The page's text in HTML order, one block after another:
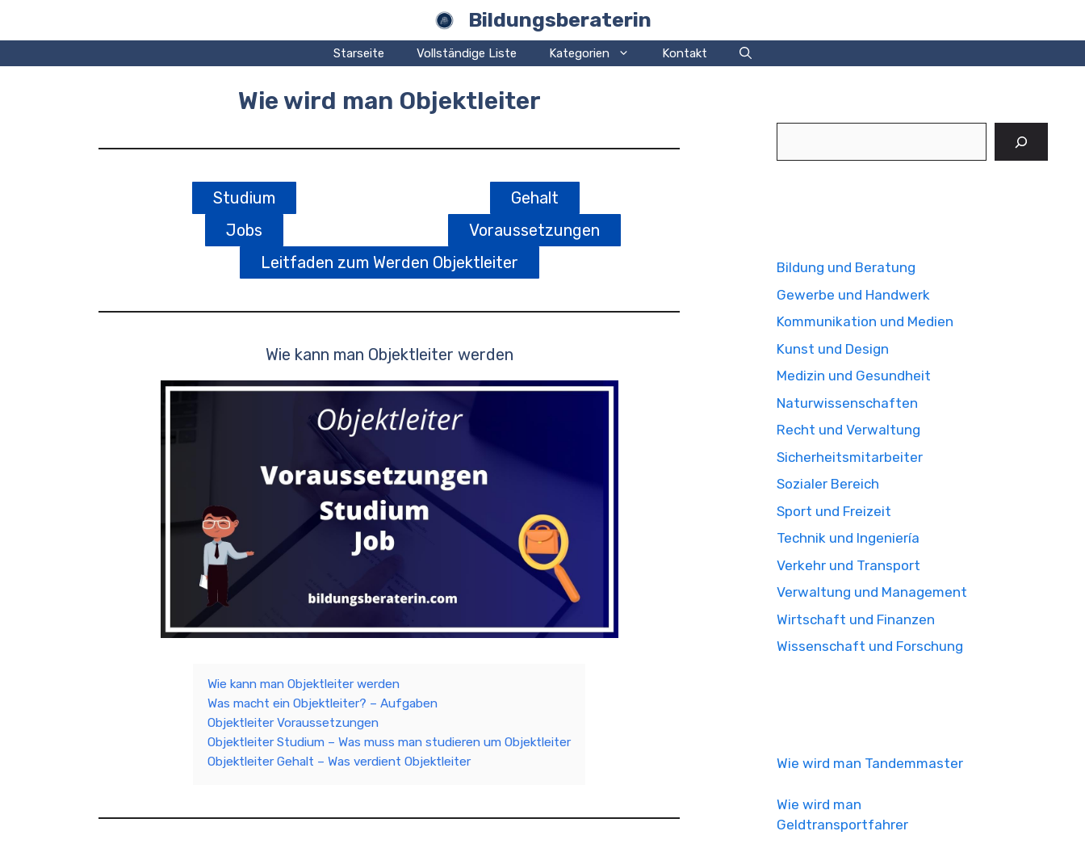
Bildungsberaterin
Starseite Vollständige Liste Kategorien Kontakt
Wie wird man Objektleiter
Studium
Gehalt
Jobs
Voraussetzungen
Leitfaden zum Werden Objektleiter
Wie kann man Objektleiter werden
Wie kann man Objektleiter werden
Was macht ein Objektleiter? – Aufgaben
Objektleiter Voraussetzungen
Objektleiter Studium – Was muss man studieren um Objektleiter
Objektleiter Gehalt – Was verdient Objektleiter
Bildung und Beratung
Gewerbe und Handwerk
Kommunikation und Medien
Kunst und Design
Medizin und Gesundheit
Naturwissenschaften
Recht und Verwaltung
Sicherheitsmitarbeiter
Sozialer Bereich
Sport und Freizeit
Technik und Ingeniería
Verkehr und Transport
Verwaltung und Management
Wirtschaft und Finanzen
Wissenschaft und Forschung
Wie wird man Tandemmaster
Wie wird man
Geldtransportfahrer